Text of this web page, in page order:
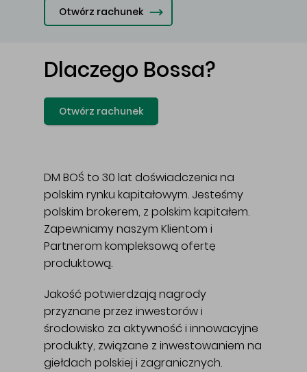
Otwórz rachunek
Dlaczego Bossa?
Otwórz rachunek
DM BOŚ to 30 lat doświadczenia na
polskim rynku kapitałowym. Jesteśmy
polskim brokerem, z polskim kapitałem.
Zapewniamy naszym Klientom i
Partnerom kompleksową ofertę
produktową.
Jakość potwierdzają nagrody
przyznane przez inwestorów i
środowisko za aktywność i innowacyjne
produkty, związane z inwestowaniem na
giełdach polskiej i zagranicznych.